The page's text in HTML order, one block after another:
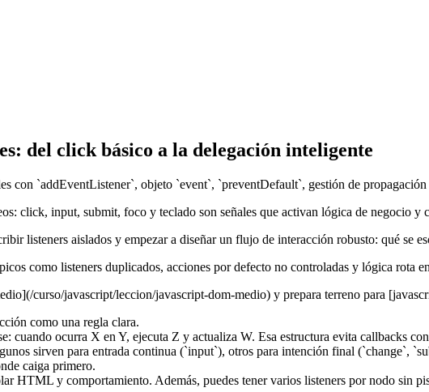
del click básico a la delegación inteligente
con `addEventListener`, objeto `event`, `preventDefault`, gestión de
click, input, submit, foco y teclado son señales que activan lógica de negocio y
listeners aislados y empezar a diseñar un flujo de interacción robusto: qué se
como listeners duplicados, acciones por defecto no controladas y lógica rota
curso/javascript/leccion/javascript-dom-medio) y prepara terreno para
como una regla clara.
cuando ocurra X en Y, ejecuta Z y actualiza W. Esa estructura evita callbacks
sirven para entrada continua (`input`), otros para intención final (`change`,
caiga primero.
HTML y comportamiento. Además, puedes tener varios listeners por nodo sin